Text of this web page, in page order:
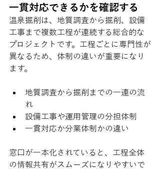
一貫対応できるかを確認する
温泉掘削は、地質調査から掘削、設備
工事まで複数工程が連続する総合的な
プロジェクトです。工程ごとに専門性が
異なるため、体制の違いが重要になり
ます。
地質調査から掘削までの一連の流
れ
設備工事や運用管理の分担体制
一貫対応か分業体制かの違い
窓口が一本化されていると、工程全体
の情報共有がスムーズになりやすいで